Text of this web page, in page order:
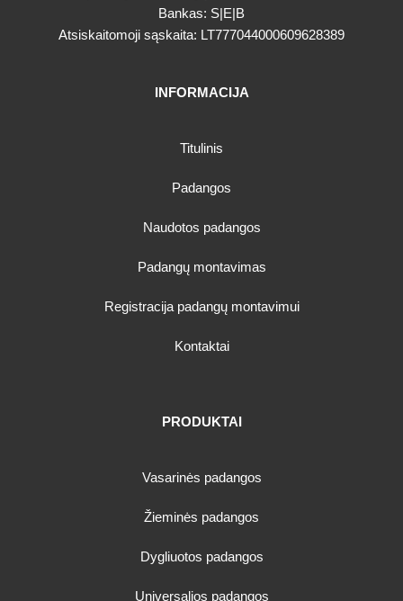
Bankas: S|E|B
Atsiskaitomoji sąskaita: LT777044000609628389
INFORMACIJA
Titulinis
Padangos
Naudotos padangos
Padangų montavimas
Registracija padangų montavimui
Kontaktai
PRODUKTAI
Vasarinės padangos
Žieminės padangos
Dygliuotos padangos
Universalios padangos